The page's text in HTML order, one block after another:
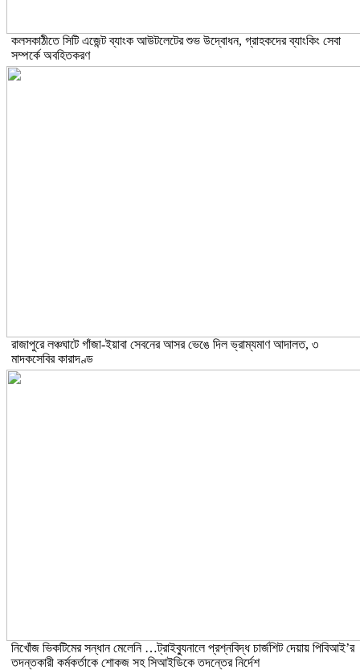
কলসকাঠীতে সিটি এজেন্ট ব্যাংক আউটলেটের শুভ উদ্বোধন, গ্রাহকদের ব্যাংকিং সেবা
সম্পর্কে অবহিতকরণ
রাজাপুরে লঞ্চঘাটে গাঁজা-ইয়াবা সেবনের আসর ভেঙে দিল ভ্রাম্যমাণ আদালত, ৩
মাদকসেবির কারাদণ্ড
নিখোঁজ ভিকটিমের সন্ধান মেলেনি …ট্রাইব্যুনালে প্রশ্নবিদ্ধ চার্জশিট দেয়ায় পিবিআই’র
তদন্তকারী কর্মকর্তাকে শোকজ সহ সিআইডিকে তদন্তের নির্দেশ